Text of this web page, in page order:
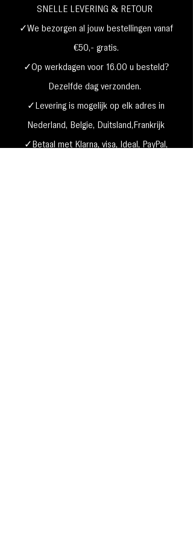
SNELLE LEVERING & RETOUR
✓We bezorgen al jouw bestellingen vanaf
€50,- gratis.
✓Op werkdagen voor 16.00 u besteld?
Dezelfde dag verzonden.
✓Levering is mogelijk op elk adres in
Nederland, België, Duitsland,Frankrijk
✓Betaal met Klarna, visa, Ideal, PayPal,